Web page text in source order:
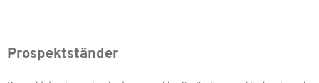
Prospektständer